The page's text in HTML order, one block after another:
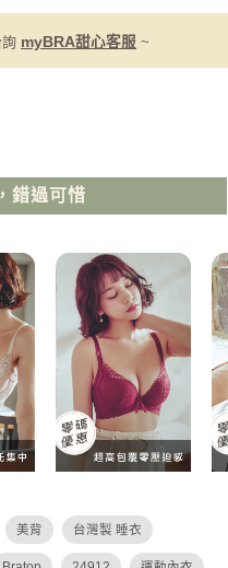
myBRA甜心客服 ~
錯過可惜
美背 台灣製 睡衣